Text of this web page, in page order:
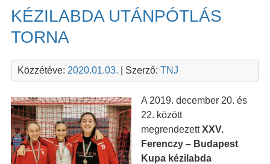
KÉZILABDA UTÁNPÓTLÁS
TORNA
Közzétéve: 2020.01.03. | Szerző: TNJ
A 2019. december 20. és
22. között
megrendezettXXV.
Ferenczy – Budapest
Kupa kézilabda